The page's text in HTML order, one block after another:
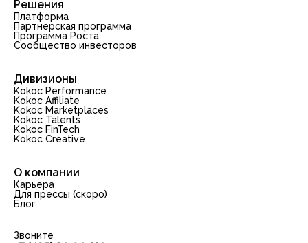
Решения
Платформа
Партнерская программа
Программа Роста
Сообщество инвесторов
Дивизионы
Kokoc Performance
Kokoc Affiliate
Kokoc Marketplaces
Kokoc Talents
Kokoc FinTech
Kokoc Creative
О компании
Карьера
Для прессы (скоро)
Блог
Звоните